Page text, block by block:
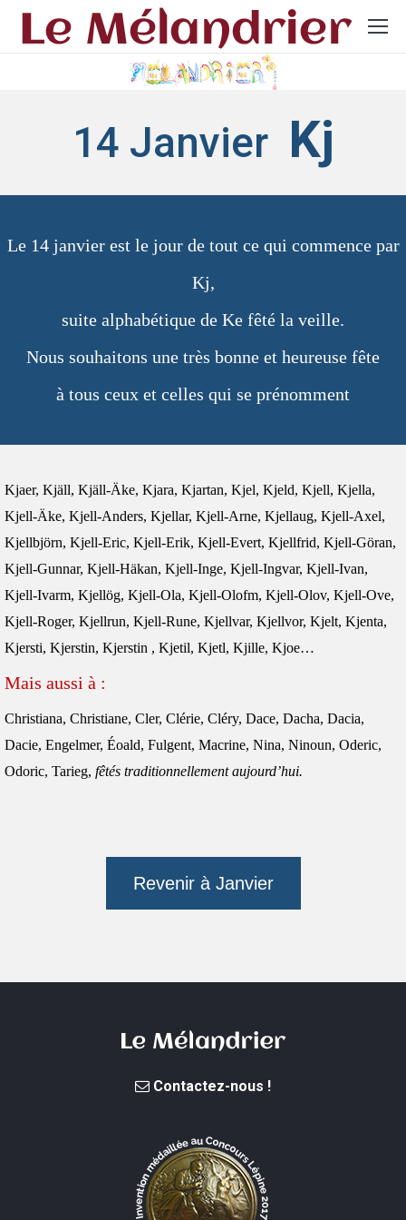
14 Janvier Kj
Le 14 janvier est le jour de tout ce qui commence par
Kj,
suite alphabétique de Ke fêté la veille.
Nous souhaitons une très bonne et heureuse fête
à tous ceux et celles qui se prénomment
Kjaer, Kjäll, Kjäll-Äke, Kjara, Kjartan, Kjel, Kjeld, Kjell, Kjella,
Kjell-Äke, Kjell-Anders, Kjellar, Kjell-Arne, Kjellaug, Kjell-Axel,
Kjellbjörn, Kjell-Eric, Kjell-Erik, Kjell-Evert, Kjellfrid, Kjell-Göran,
Kjell-Gunnar, Kjell-Häkan, Kjell-Inge, Kjell-Ingvar, Kjell-Ivan,
Kjell-Ivarm, Kjellög, Kjell-Ola, Kjell-Olofm, Kjell-Olov, Kjell-Ove,
Kjell-Roger, Kjellrun, Kjell-Rune, Kjellvar, Kjellvor, Kjelt, Kjenta,
Kjersti, Kjerstin, Kjerstin , Kjetil, Kjetl, Kjille, Kjoe…
Mais aussi à :
Christiana, Christiane, Cler, Clérie, Cléry, Dace, Dacha, Dacia,
Dacie, Engelmer, Éoald, Fulgent, Macrine, Nina, Ninoun, Oderic,
Odoric, Tarieg, fêtés traditionnellement aujourd’hui.
Revenir à Janvier
Contactez-nous !